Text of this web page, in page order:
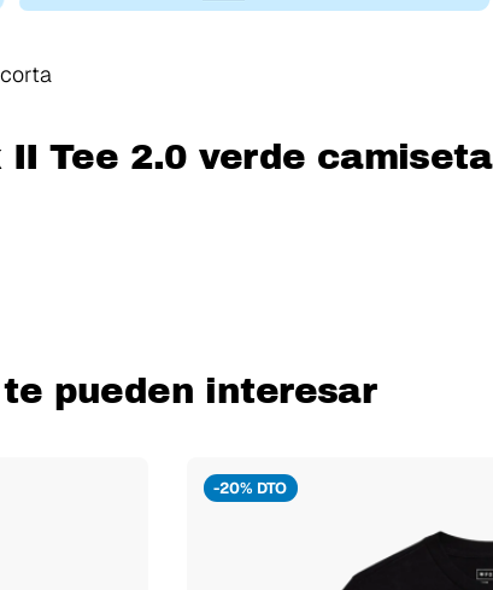
Tee 2.0 verde camiseta
pueden interesar
-20% DTO